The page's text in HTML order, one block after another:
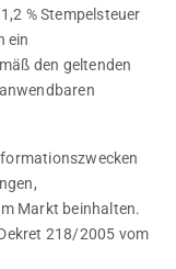
% Stempelsteuer
ein
den geltenden
Markt beinhalten.
218/2005 vom